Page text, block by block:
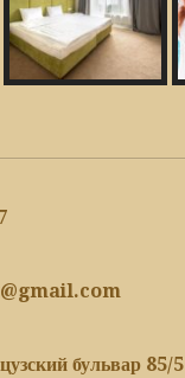
бульвар 85/5